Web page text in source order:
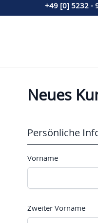
+49 [0] 5232 -
Neues
Persönliche
Vorname
Zweiter Vorname